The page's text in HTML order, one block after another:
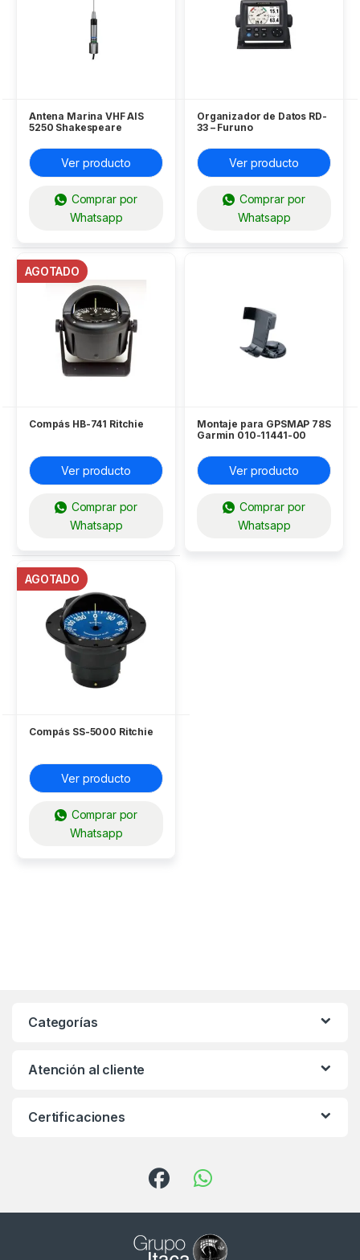
Antena Marina VHF AIS
5250 Shakespeare
Ver producto
Comprar por
Whatsapp
Organizador de Datos RD-
33 – Furuno
Ver producto
Comprar por
Whatsapp
AGOTADO
Compás HB-741 Ritchie
Ver producto
Comprar por
Whatsapp
Montaje para GPSMAP 78S
Garmin 010-11441-00
Ver producto
Comprar por
Whatsapp
AGOTADO
Compás SS-5000 Ritchie
Ver producto
Comprar por
Whatsapp
Categorías
Atención al cliente
Certificaciones